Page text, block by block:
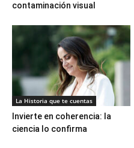
contaminación visual
La Historia que te cuentas
Invierte en coherencia: la
ciencia lo confirma